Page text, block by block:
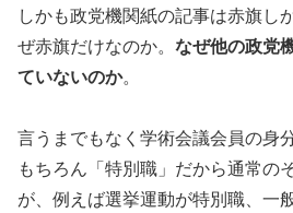
しかも政党機関紙の記事は赤旗し
ぜ赤旗だけなのか。 なぜ他の政党
ていないのか。
言うまでもなく学術会議会員の身
もちろん「特別職」だから通常の
が、例えば選挙運動が特別職、一